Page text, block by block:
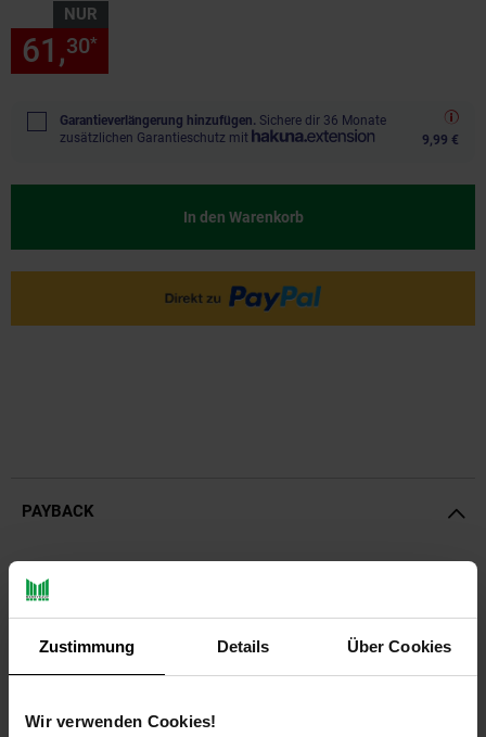
Zustimmung Details Über Cookies
Wir verwenden Cookies!
NUR
61,30*
Garantieverlängerung hinzufügen. Sichere dir 36 Monate
zusätzlichen Garantieschutz mit
9,99 €
In den Warenkorb
PAYBACK
Payback Punkte